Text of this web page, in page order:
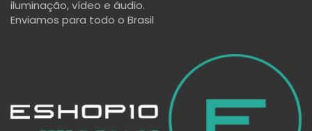
iluminação, vídeo e áudio.
Enviamos para todo o Brasil